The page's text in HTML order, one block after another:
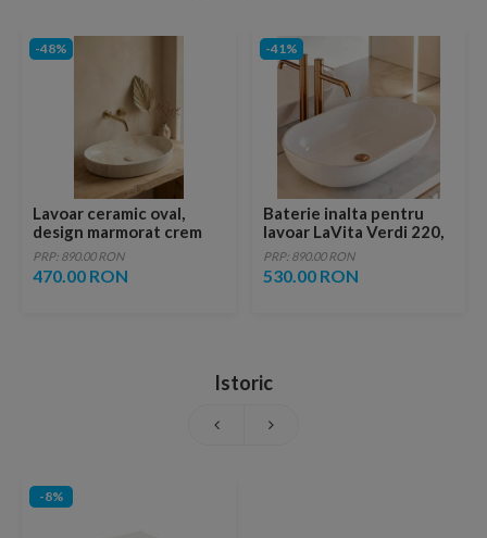
-48%
Lavoar ceramic oval,
design marmorat crem
lucios cu vene aurii,
ventil inclus
PRP: 890.00 RON
470.00 RON
-41%
Baterie inalta pentru
lavoar LaVita Verdi 220,
fara ventil, brushed
copper
PRP: 890.00 RON
530.00 RON
Istoric
-8%